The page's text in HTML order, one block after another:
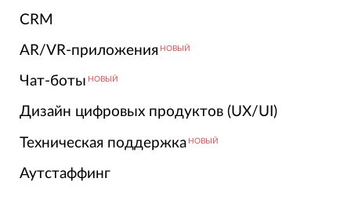
CRM
AR/VR-приложения НОВЫЙ
Чат-боты НОВЫЙ
Дизайн цифровых продуктов (UX/UI)
Техническая поддержка НОВЫЙ
Аутстаффинг